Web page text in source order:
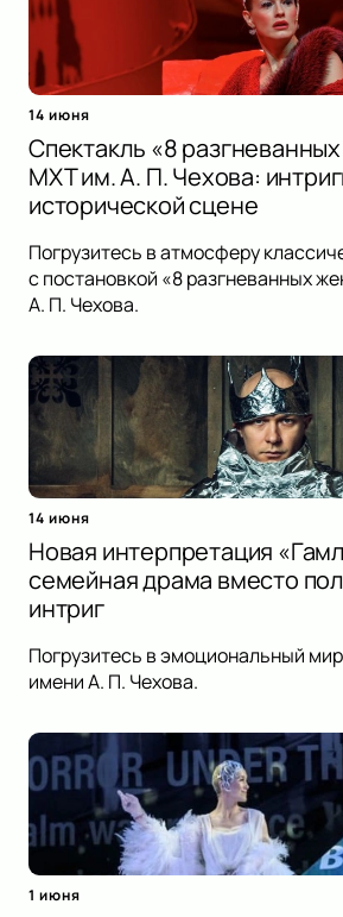
14 июня
Спектакль «8
МХТ им. А. П. Чехова:
исторической сцене
Погрузитесь в атмосферу
с постановкой «8 разгневанных
А. П. Чехова.
14 июня
Новая интерпретация
семейная драма вместо
интриг
Погрузитесь в эмоциональный
имени А. П. Чехова.
1 июня